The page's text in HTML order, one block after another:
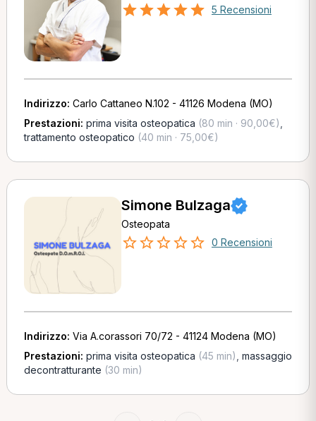
5 Recensioni
Indirizzo: Carlo Cattaneo N.102 - 41126 Modena (MO)
Prestazioni: prima visita osteopatica (80 min · 90,00€)
trattamento osteopatico (40 min · 75,00€)
Simone Bulzaga
Osteopata
0 Recensioni
Indirizzo: Via A.corassori 70/72 - 41124 Modena (MO)
Prestazioni: prima visita osteopatica (45 min) massaggio
decontratturante (30 min)